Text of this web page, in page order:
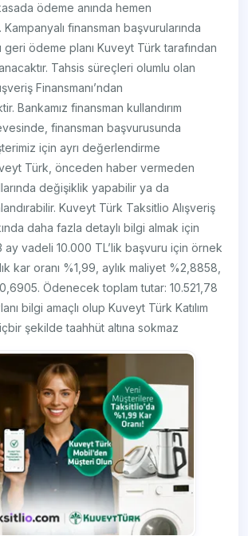
ödeme anında hemen
finansman başvurularında
geri ödeme planı Kuveyt Türk tarafından
Tahsis süreçleri olumlu olan
Finansmanı’ndan
Bankamız finansman kullandırım
finansman başvurusunda
için ayrı değerlendirme
Türk, önceden haber vermeden
değişiklik yapabilir ya da
Kuveyt Türk Taksitlio Alışveriş
daha fazla detaylı bilgi almak için
ay vadeli 10.000 TL’lik başvuru için örnek
kar oranı %1,99, aylık maliyet %2,8858,
Ödenecek toplam tutar: 10.521,78
bilgi amaçlı olup Kuveyt Türk Katılım
şekilde taahhüt altına sokmaz